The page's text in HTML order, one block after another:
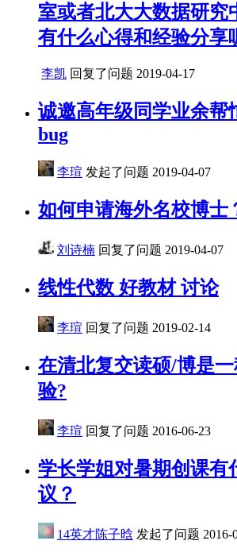
室或者北大大数据研究
有什么心得和经验分享
李凯 回复了问题 2019-04-17
诚邀高年级同学业余帮
bug
李瑄 发起了问题 2019-04-07
如何申请海外名校博士
刘诗楠 回复了问题 2019-04-07
线性代数 好教材 讨论
李瑄 回复了问题 2019-02-14
在清北复交读硕/博是
验?
李瑄 回复了问题 2016-06-23
学长学姐对暑期创课有
议？
14英才陈子晗 发起了问题 2016-